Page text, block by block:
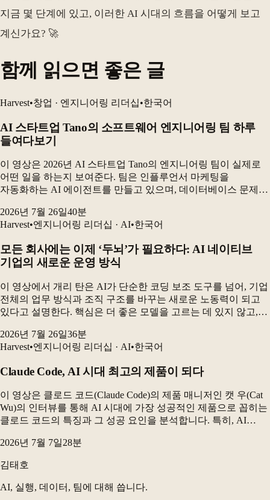
지금 몇 단계에 있고, 이러한 AI 시대의 흐름을 어떻게 보고
계신가요? 🚀
함께 읽으면 좋은 글
Harvest•창업 · 엔지니어링 리더십•한국어
AI 스타트업 Tano의 소프트웨어 엔지니어링 팀 하루
들여다보기
이 영상은 2026년 AI 스타트업 Tano의 엔지니어링 팀이 실제로
어떤 일을 하는지 보여준다. 팀은 인플루언서 마케팅을
자동화하는 AI 에이전트를 만들고 있으며, 데이터베이스 문제를
제품을 빠르게 개발하고 있다. 가장 큰 변...
2026년 7월 26일40분
Harvest•엔지니어링 리더십 · AI•한국어
모든 회사에는 이제 ‘두뇌’가 필요하다: AI 네이티브
기업의 새로운 운영 방식
이 영상에서 개리 탄은 AI가 단순한 코딩 보조 도구를 넘어, 기업
전체의 업무 방식과 조직 구조를 바꾸는 새로운 노동력이 되고
있다고 설명한다. 핵심은 더 좋은 모델을 고르는 데 있지 않고,
AI가 반복적으로 실행할 수 있도록...
2026년 7월 26일36분
Harvest•엔지니어링 리더십 · AI•한국어
Claude Code, AI 시대 최고의 제품이 되다
이 영상은 클로드 코드(Claude Code)의 제품 매니저인 캣 우(Cat
Wu)의 인터뷰를 통해 AI 시대에 가장 성공적인 제품으로 꼽히는
클로드 코드의 특징과 그 성공 요인을 분석합니다. 특히, AI
필요한 역량에 대해...
2026년 7월 7일28분
김태호
AI, 실행, 데이터, 팀에 대해 씁니다.